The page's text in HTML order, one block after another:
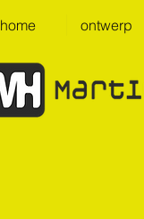
home ontwerp